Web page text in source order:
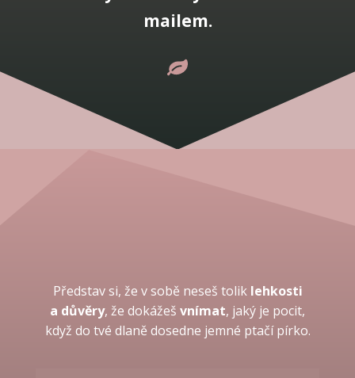
mailem.
Představ si, že v sobě neseš tolik lehkosti
a důvěry, že dokážeš vnímat, jaký je pocit,
když do tvé dlaně dosedne jemné ptačí pírko.